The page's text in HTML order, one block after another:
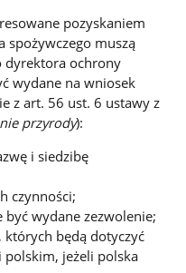
pozyskaniem
spożywczego muszą
dyrektora ochrony
wydane na wniosek
z art. 56 ust. 6 ustawy z
przyrody):
i siedzibę
czynności;
wydane zezwolenie;
będą dotyczyć
polskim, jeżeli polska